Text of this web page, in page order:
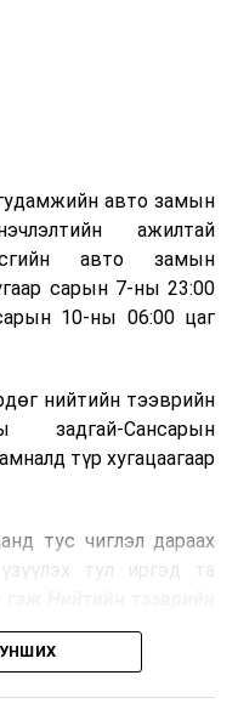
ашиглаж
шаталтын дараа
эрдсийг сэргээн
Өмнөд Солонгос
ашиглаж
шатаах үйлдвэрээс
авах технологи
төвлөрсөн лаг
дулаан, цахилгаан
лагийн
авто замын
ажилтай
авто замын
сарын 7-ны 23:00
10-ны 06:00 цаг
нийтийн тээврийн
Сансарын
түр хугацаагаар
тус чиглэл дараах
тул иргэд та